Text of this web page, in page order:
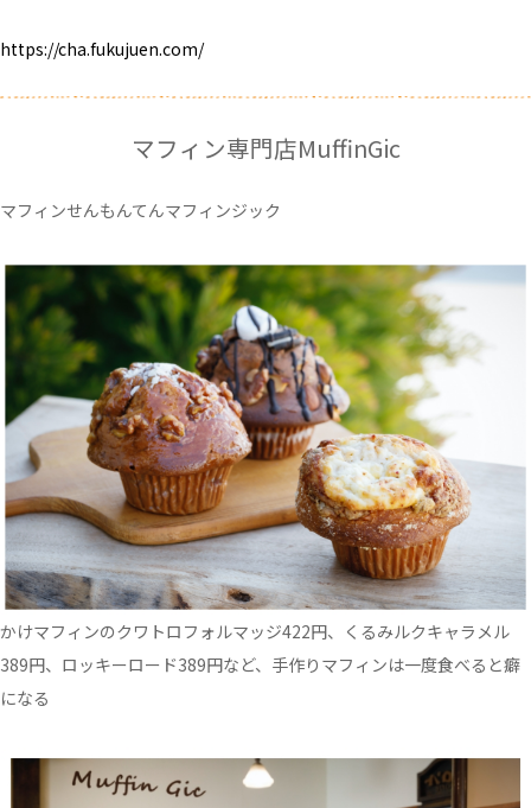
https://cha.fukujuen.com/
マフィン専門店MuffinGic
マフィンせんもんてんマフィンジック
かけマフィンのクワトロフォルマッジ422円、くるみルクキャラメル
389円、ロッキーロード389円など、手作りマフィンは一度食べると癖
になる